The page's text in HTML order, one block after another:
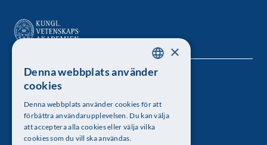
Kungl. Vetenskapsakademien
Besöksadress: Lilla Frescativägen 4A
Telefon: 08-673 95 00
SWEDISH
×
Denna webbplats använder
cookies
Denna webbplats använder cookies för att
förbättra användarupplevelsen. Du kan välja
att acceptera alla cookies eller välja vilka
cookies som du vill ska användas.